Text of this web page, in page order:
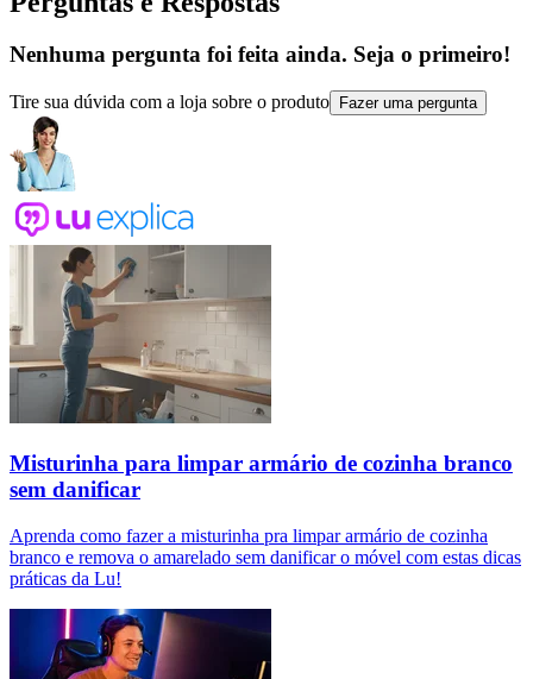
Nenhuma pergunta foi feita ainda. Seja o primeiro!
Tire sua dúvida com a loja sobre o produto Fazer uma pergunta
Misturinha para limpar armário de cozinha branco
sem danificar
Aprenda como fazer a misturinha pra limpar armário de cozinha
branco e remova o amarelado sem danificar o móvel com estas dicas
práticas da Lu!